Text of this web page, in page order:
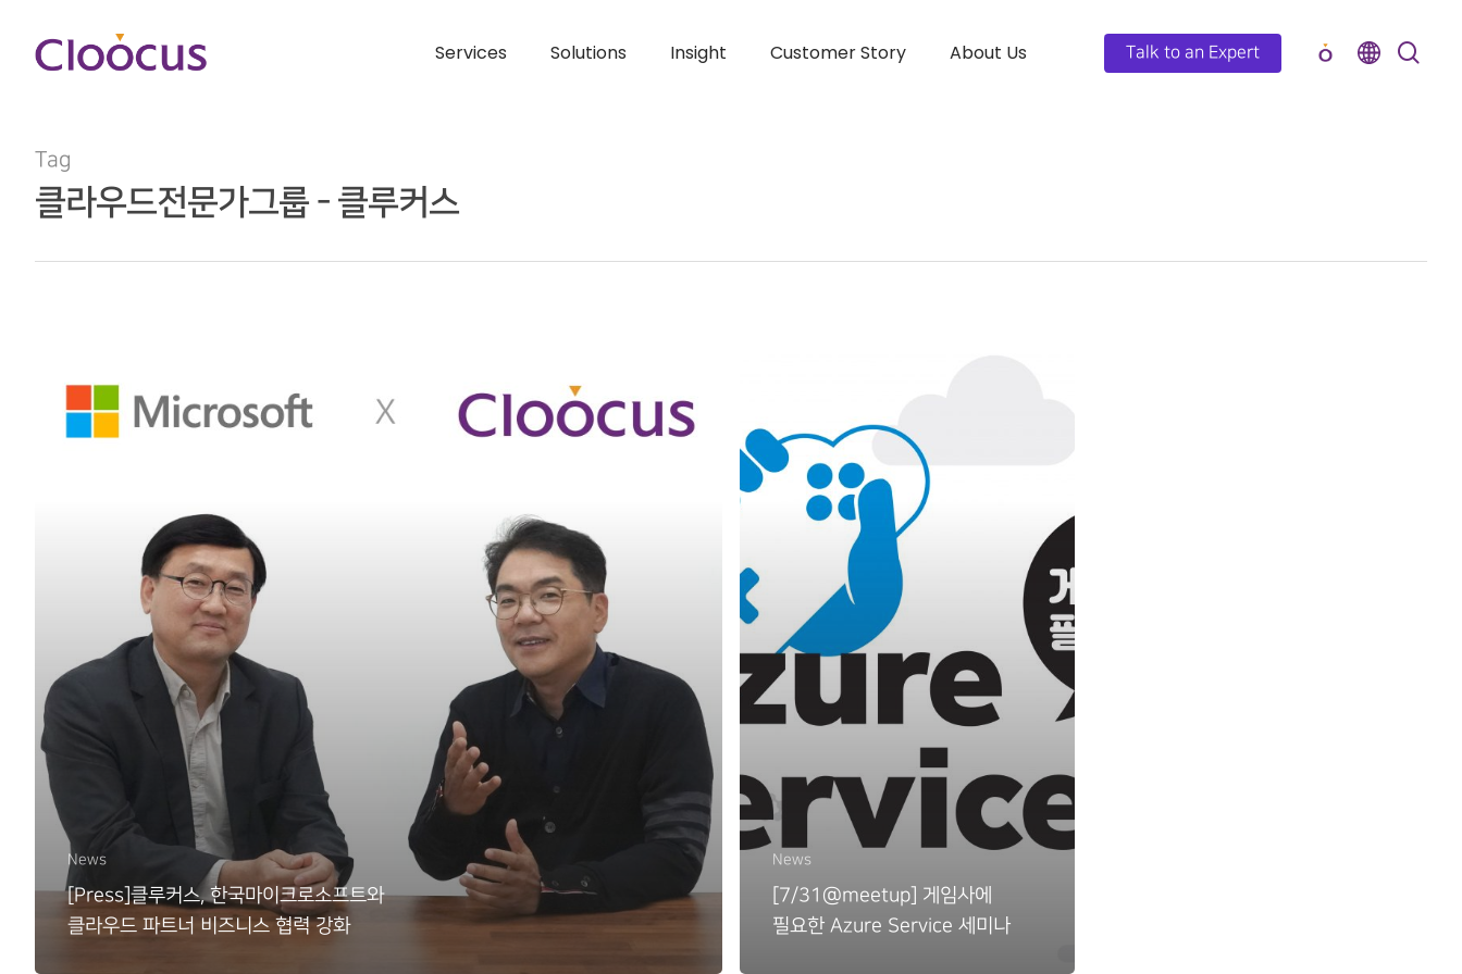
Hit enter to search or ESC to close
Services Solutions Insight Customer Story About Us Talk to an Expert
Tag
클라우드전문가그룹 - 클루커스
News
[Press]클루커스, 한국마이크로소프트와
클라우드 파트너 비즈니스 협력 강화
News
[7/31@meetup] 게임사에
필요한 Azure Service 세미나